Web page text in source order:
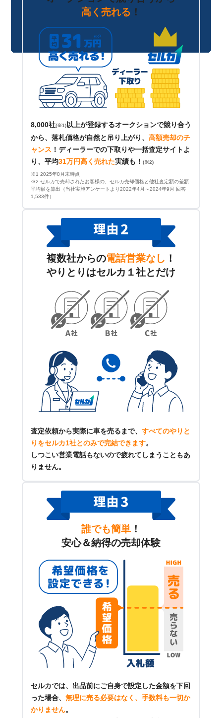
高く売れる ！
8,000社(※1) 以上が登録するオークションで競り合う
から、落札価格が自然と吊り上がり、 高額売却のチ
ャンス ！ ディーラーでの下取りや一括査定サイトよ
り、平均31万円高く売れた実績も！ (※2)
※1 2025年8月末時点
※2 セルカで売却されたお客様の、セルカ売却価格と他社査定額の差額
平均額を算出（当社実施アンケートより2022年4月～2024年9月 回答
1,533件）
複数社からの電話営業なし ！
やりとりはセルカ１社とだけ
査定依頼から実際に車を売るまで、 すべてのやりと
りをセルカ1社とのみで完結できます。
しつこい営業電話もないので疲れてしまうこともあ
りません。
誰でも簡単 ！
安心＆納得の売却体験
セルカでは、出品前にご自身で設定した金額を下回
った場合、 無理に売る必要はなく、手数料も一切か
かりません。